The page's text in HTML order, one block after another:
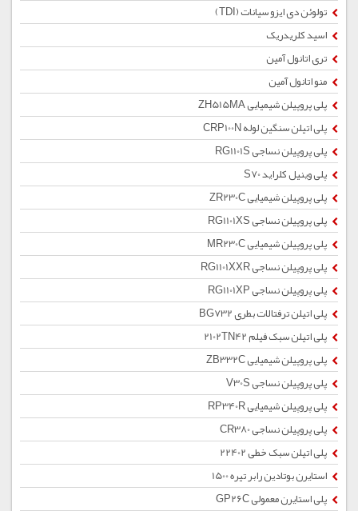
تولوئن دی ایزو سیانات (TDI)
اسید کلریدریک
تری اتانول آمین
منو اتانول آمین
پلی پروپیلن شیمیایی ZH515MA
پلی اتیلن سنگین لوله CRP100N
پلی پروپیلن نساجی RG1101S
پلی وینیل کلراید S70
پلی پروپیلن شیمیایی ZR230C
پلی پروپیلن نساجی RG1101XS
پلی پروپیلن شیمیایی MR230C
پلی پروپیلن نساجی RG1101XXR
پلی پروپیلن نساجی RG1101XP
پلی اتیلن ترفتالات بطری BG732
پلی اتیلن سبک فیلم 2102TN42
پلی پروپیلن شیمیایی ZB332C
پلی پروپیلن نساجی V30S
پلی پروپیلن شیمیایی RP340R
پلی پروپیلن نساجی CR380
پلی اتیلن سبک خطی 22402
استایرن بوتادین رابر تیره 1500
پلی استایرن معمولی GP26C